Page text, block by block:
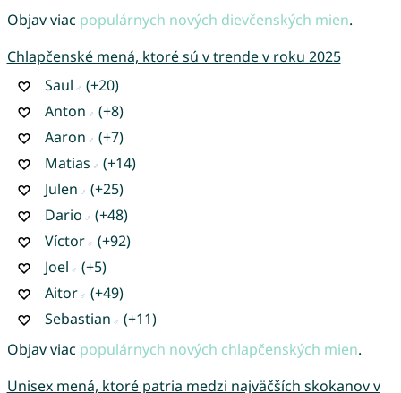
Objav viac populárnych nových dievčenských mien.
Chlapčenské mená, ktoré sú v trende v roku 2025
Saul
(+20)
Anton
(+8)
Aaron
(+7)
Matias
(+14)
Julen
(+25)
Dario
(+48)
Víctor
(+92)
Joel
(+5)
Aitor
(+49)
Sebastian
(+11)
Objav viac populárnych nových chlapčenských mien.
Unisex mená, ktoré patria medzi najväčších skokanov v